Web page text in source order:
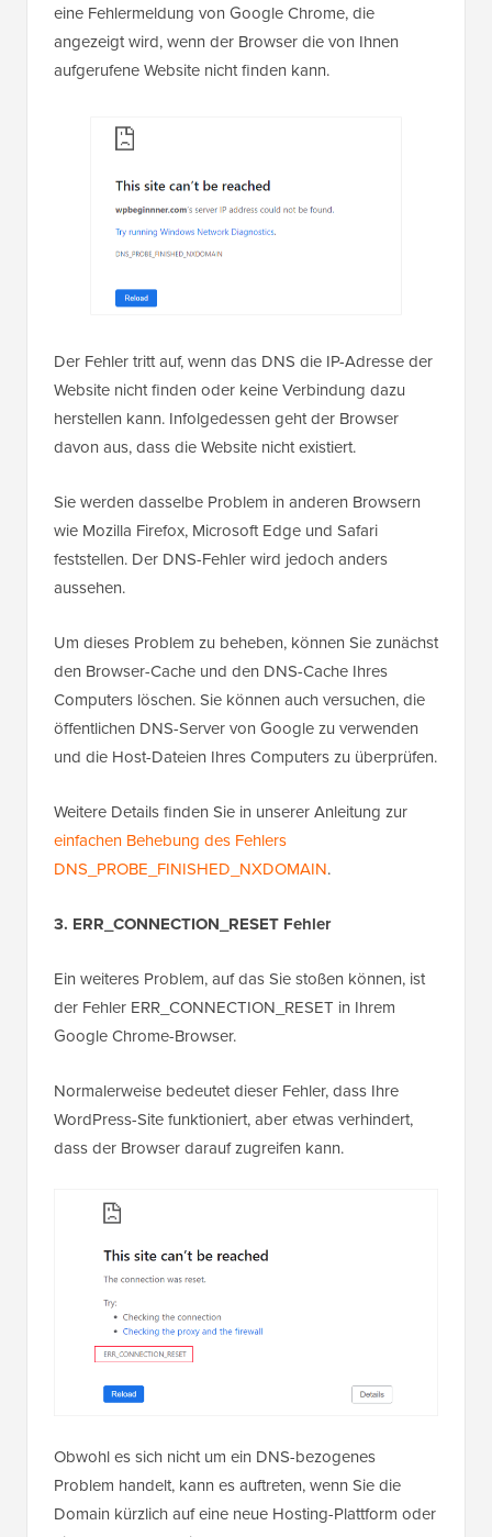
eine Fehlermeldung von Google Chrome, die
angezeigt wird, wenn der Browser die von Ihnen
aufgerufene Website nicht finden kann.
Der Fehler tritt auf, wenn das DNS die IP-Adresse der
Website nicht finden oder keine Verbindung dazu
herstellen kann. Infolgedessen geht der Browser
davon aus, dass die Website nicht existiert.
Sie werden dasselbe Problem in anderen Browsern
wie Mozilla Firefox, Microsoft Edge und Safari
feststellen. Der DNS-Fehler wird jedoch anders
aussehen.
Um dieses Problem zu beheben, können Sie zunächst
den Browser-Cache und den DNS-Cache Ihres
Computers löschen. Sie können auch versuchen, die
öffentlichen DNS-Server von Google zu verwenden
und die Host-Dateien Ihres Computers zu überprüfen.
Weitere Details finden Sie in unserer Anleitung zur
einfachen Behebung des Fehlers
DNS_PROBE_FINISHED_NXDOMAIN.
3. ERR_CONNECTION_RESET Fehler
Ein weiteres Problem, auf das Sie stoßen können, ist
der Fehler ERR_CONNECTION_RESET in Ihrem
Google Chrome-Browser.
Normalerweise bedeutet dieser Fehler, dass Ihre
WordPress-Site funktioniert, aber etwas verhindert,
dass der Browser darauf zugreifen kann.
Obwohl es sich nicht um ein DNS-bezogenes
Problem handelt, kann es auftreten, wenn Sie die
Domain kürzlich auf eine neue Hosting-Plattform oder